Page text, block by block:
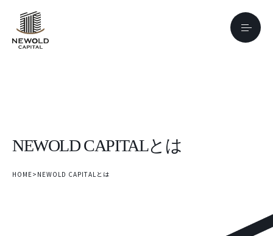
NEWOLD CAPITALとは
HOME> NEWOLD CAPITALとは